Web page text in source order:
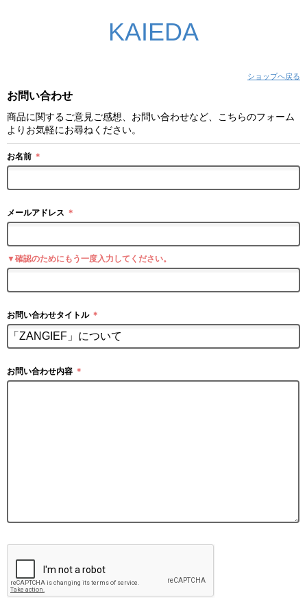
KAIEDA
ショップへ戻る
お問い合わせ
商品に関するご意見ご感想、お問い合わせなど、こちらのフォーム
よりお気軽にお尋ねください。
お名前 ＊
メールアドレス ＊
▼確認のためにもう一度入力してください。
お問い合わせタイトル ＊
お問い合わせ内容 ＊